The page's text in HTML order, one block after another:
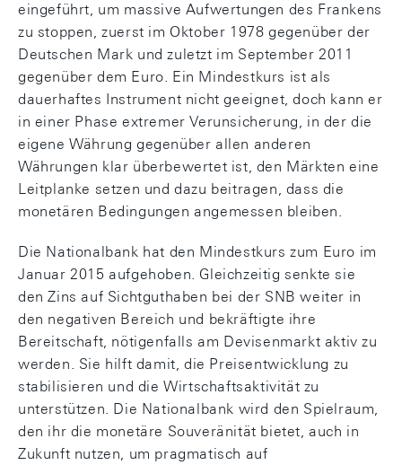
eingeführt, um massive Aufwertungen des Frankens
zu stoppen, zuerst im Oktober 1978 gegenüber der
Deutschen Mark und zuletzt im September 2011
gegenüber dem Euro. Ein Mindestkurs ist als
dauerhaftes Instrument nicht geeignet, doch kann er
in einer Phase extremer Verunsicherung, in der die
eigene Währung gegenüber allen anderen
Währungen klar überbewertet ist, den Märkten eine
Leitplanke setzen und dazu beitragen, dass die
monetären Bedingungen angemessen bleiben.
Die Nationalbank hat den Mindestkurs zum Euro im
Januar 2015 aufgehoben. Gleichzeitig senkte sie
den Zins auf Sichtguthaben bei der SNB weiter in
den negativen Bereich und bekräftigte ihre
Bereitschaft, nötigenfalls am Devisenmarkt aktiv zu
werden. Sie hilft damit, die Preisentwicklung zu
stabilisieren und die Wirtschaftsaktivität zu
unterstützen. Die Nationalbank wird den Spielraum,
den ihr die monetäre Souveränität bietet, auch in
Zukunft nutzen, um pragmatisch auf